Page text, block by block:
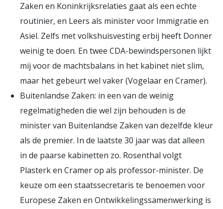
Zaken en Koninkrijksrelaties gaat als een echte
routinier, en Leers als minister voor Immigratie en
Asiel. Zelfs met volkshuisvesting erbij heeft Donner
weinig te doen. En twee CDA-bewindspersonen lijkt
mij voor de machtsbalans in het kabinet niet slim,
maar het gebeurt wel vaker (Vogelaar en Cramer).
Buitenlandse Zaken: in een van de weinig
regelmatigheden die wel zijn behouden is de
minister van Buitenlandse Zaken van dezelfde kleur
als de premier. In de laatste 30 jaar was dat alleen
in de paarse kabinetten zo. Rosenthal volgt
Plasterk en Cramer op als professor-minister. De
keuze om een staatssecretaris te benoemen voor
Europese Zaken en Ontwikkelingssamenwerking is